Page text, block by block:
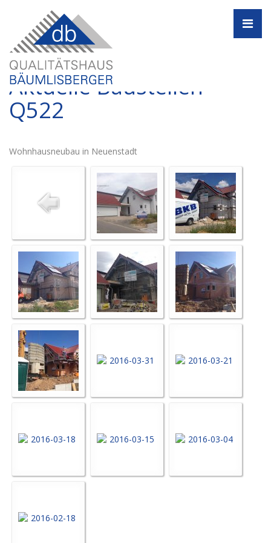
Aktuelle Baustellen -
Q522
Wohnhausneubau in Neuenstadt